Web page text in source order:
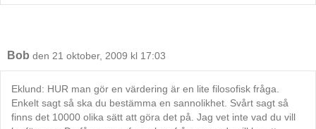
Bob den 21 oktober, 2009 kl 17:03
Eklund: HUR man gör en värdering är en lite filosofisk fråga.
Enkelt sagt så ska du bestämma en sannolikhet. Svårt sagt så
finns det 10000 olika sätt att göra det på. Jag vet inte vad du vill